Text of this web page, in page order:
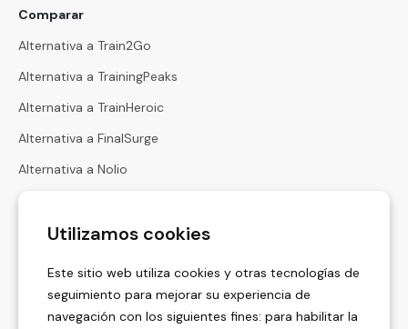
Utilizamos cookies
Este sitio web utiliza cookies y otras tecnologías de
seguimiento para mejorar su experiencia de
navegación con los siguientes fines: para habilitar la
Comparar
Alternativa a Train2Go
Alternativa a TrainingPeaks
Alternativa a TrainHeroic
Alternativa a FinalSurge
Alternativa a Nolio
Alternativa a Hexfit
Calculadora de Zonas de Frecuencia Cardíaca
Calculadora de Zonas de Ritmo